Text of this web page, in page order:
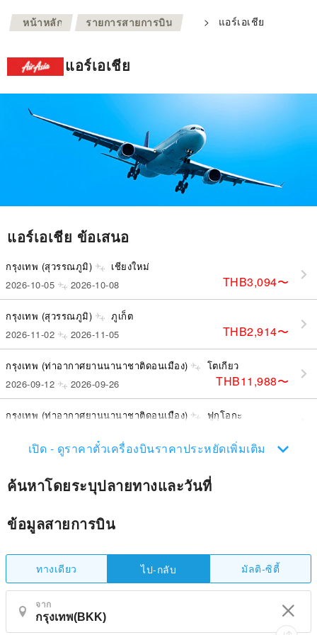
หน้าหลัก >
รายการสายการบิน > แอร์เอเชีย
แอร์เอเชีย
แอร์เอเชีย ข้อเสนอ
กรุงเทพ (สุวรรณภูมิ) เชียงใหม่
THB3,094〜
2026-10-05 2026-10-08
กรุงเทพ (สุวรรณภูมิ) ภูเก็ต
THB2,914〜
2026-11-02 2026-11-05
กรุงเทพ (ท่าอากาศยานนานาชาติดอนเมือง) โตเกียว
THB11,988〜
2026-09-12 2026-09-26
กรุงเทพ (ท่าอากาศยานนานาชาติดอนเมือง) ฟูกุโอกะ
เปิด - ดูราคาตั๋วเครื่องบินราคาประหยัดเพิ่มเติม
ค้นหาโดยระบุปลายทางและวันที่
ข้อมูลสายการบิน
ทางเดียว ไป-กลับ มัลติ-ซิตี้
จาก